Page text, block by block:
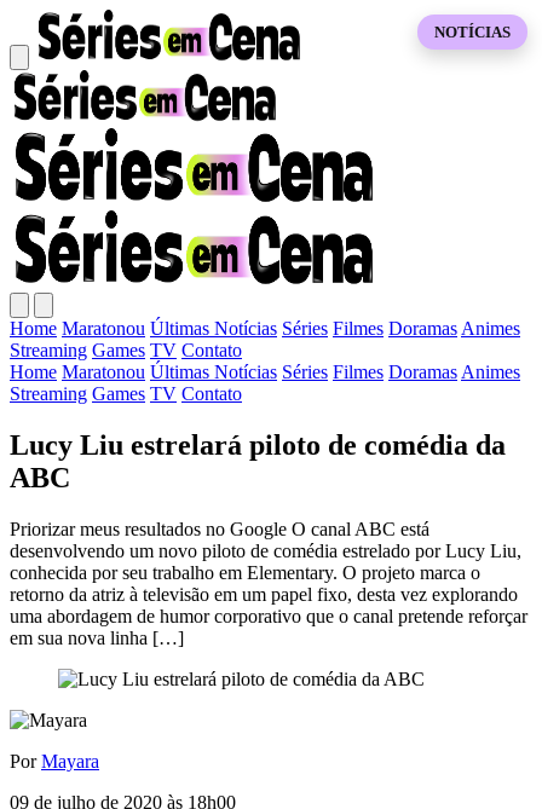
Home Maratonou Últimas Notícias Séries Filmes Doramas Animes
Streaming Games TV Contato
Home Maratonou Últimas Notícias Séries Filmes Doramas Animes
Streaming Games TV Contato
Lucy Liu estrelará piloto de comédia da
ABC
Priorizar meus resultados no Google O canal ABC está
desenvolvendo um novo piloto de comédia estrelado por Lucy Liu,
conhecida por seu trabalho em Elementary. O projeto marca o
retorno da atriz à televisão em um papel fixo, desta vez explorando
uma abordagem de humor corporativo que o canal pretende reforçar
em sua nova linha […]
NOTÍCIAS
PorMayara
09 de julho de 2020 às 18h00